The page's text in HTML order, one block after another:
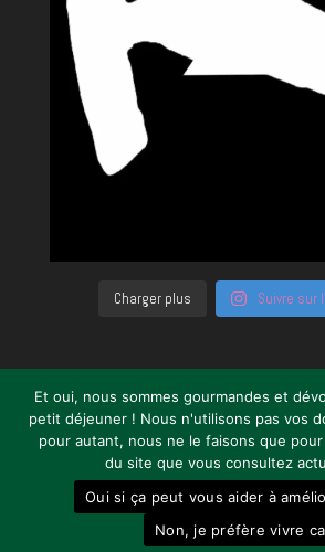
Charger plus Suivre sur
DESIGNED WITH JOY BY
Et oui, nous sommes gourmandes et
petit déjeuner ! Nous n'utilisons pas vos
pour autant, nous ne le faisons que
du site que vous consultez
Oui si ça peut vous aider à
Non, je préfère vivre